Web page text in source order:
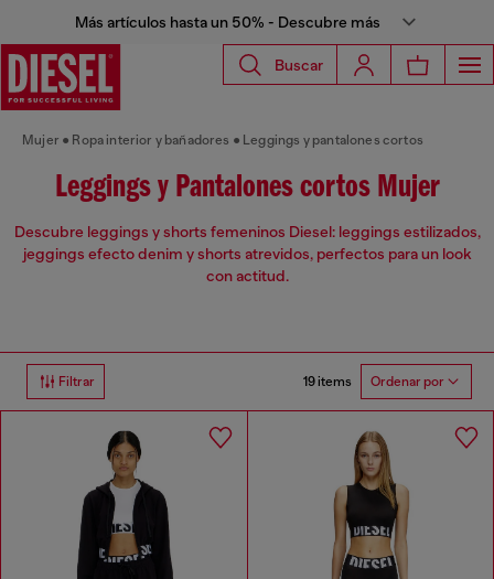
Más artículos hasta un 50% - Descubre más
Buscar
Mujer Ropa interior y bañadores Leggings y pantalones cortos
Leggings y Pantalones cortos Mujer
Descubre leggings y shorts femeninos Diesel: leggings estilizados,
jeggings efecto denim y shorts atrevidos, perfectos para un look
con actitud.
Filtrar 19 items Ordenar por